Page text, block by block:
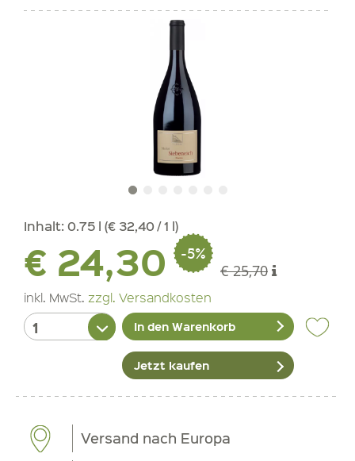
Inhalt: 0.75 l (€ 32,40 / 1 l)
€ 24,30 -5%
€ 25,70
inkl. MwSt. zzgl. Versandkosten
In den Warenkorb
Jetzt kaufen
Versand nach Europa